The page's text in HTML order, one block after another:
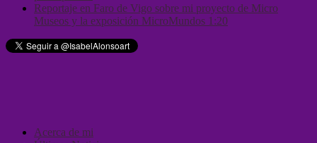
Reportaje en Faro de Vigo sobre mi proyecto de Micro
Museos y la exposición MicroMundos 1:20
Acerca de mi